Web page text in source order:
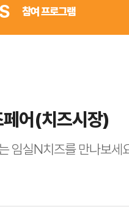
뒤에 찍어 먹음
100명(선착순 입장)–
영(10. 8. 16시) 및 수시 운
참여 프로그램
어(치즈시장)
임실N치즈를 만나보세